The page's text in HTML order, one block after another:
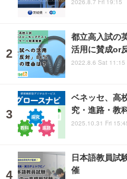
都立高入試の
活用に賛成or
2022.8.6 Sat 11:15
ベネッセ、高
究・進路・教
2025.10.31 Fri
日本語教員試
催